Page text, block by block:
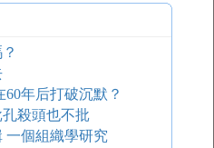
年后打破沉默？
殺頭也不批
一個組織學研究